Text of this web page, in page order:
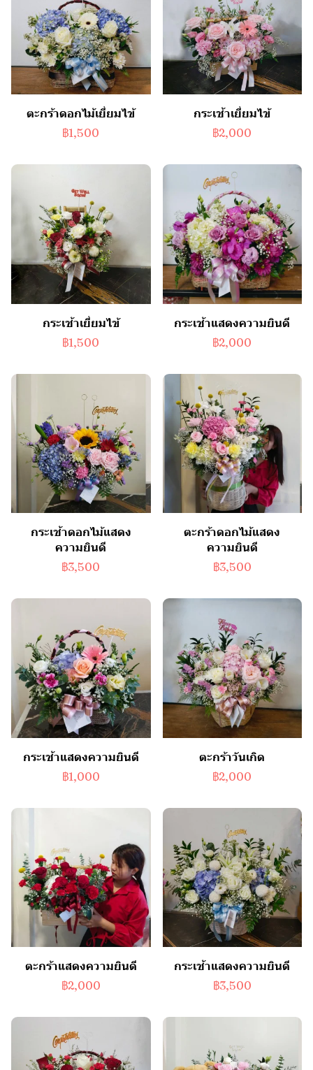
ตะกร้าดอกไม้เยี่ยมไข้
฿1,500
กระเช้าเยี่ยมไข้
฿2,000
กระเช้าเยี่ยมไข้
฿1,500
กระเช้าแสดงความยินดี
฿2,000
กระเช้าดอกไม้แสดง
ความยินดี
฿3,500
ตะกร้าดอกไม้แสดง
ความยินดี
฿3,500
กระเช้าแสดงความยินดี
฿1,000
ตะกร้าวันเกิด
฿2,000
ตะกร้าแสดงความยินดี
฿2,000
กระเช้าแสดงความยินดี
฿3,500